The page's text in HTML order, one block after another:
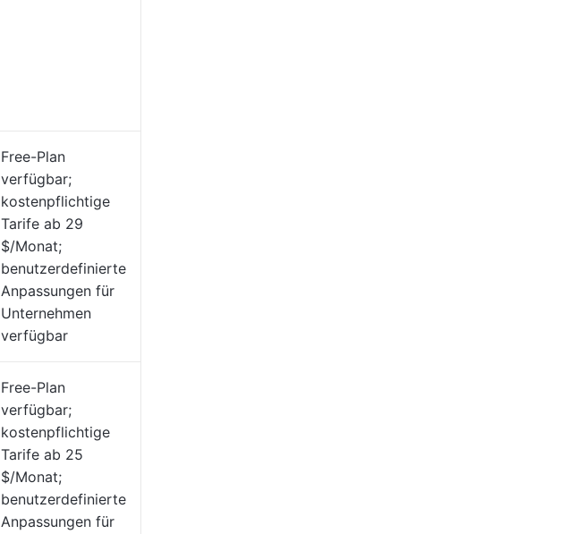
Free-Plan
verfügbar;
kostenpflichtige
Tarife ab 29
$/Monat;
benutzerdefinierte
Anpassungen für
Unternehmen
verfügbar
Free-Plan
verfügbar;
kostenpflichtige
Tarife ab 25
$/Monat;
benutzerdefinierte
Anpassungen für